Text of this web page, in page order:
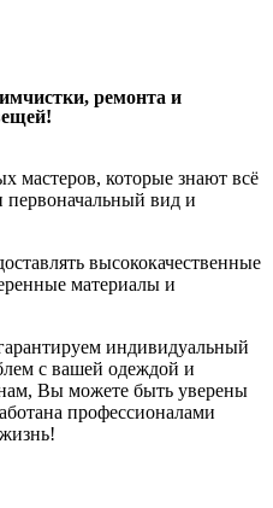
ремонта и
мастеров, которые знают всё
вид и
высококачественные
материалы и
индивидуальный
с вашей одеждой и
Вы можете быть уверены
профессионалами